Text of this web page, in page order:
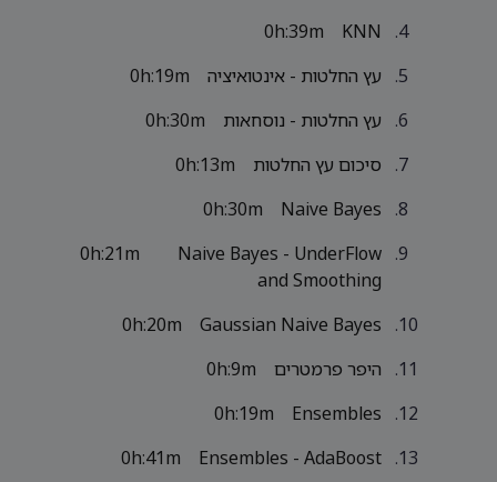
KNN
0h:39m
עץ החלטות - אינטואיציה
0h:19m
עץ החלטות - נוסחאות
0h:30m
סיכום עץ החלטות
0h:13m
Naive Bayes
0h:30m
Naive Bayes - UnderFlow
and Smoothing
0h:21m
Gaussian Naive Bayes
0h:20m
היפר פרמטרים
0h:9m
Ensembles
0h:19m
Ensembles - AdaBoost
0h:41m